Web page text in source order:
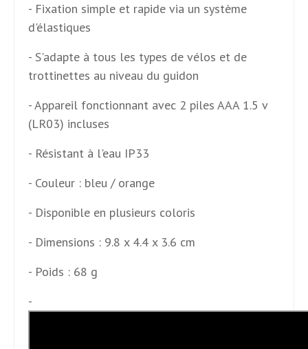
- Fixation simple et rapide via un système
d'élastiques
- S'adapte à tous les types de vélos et de
trottinettes au niveau du guidon
- Appareil fonctionnant avec 2 piles AAA 1.5 v
(LR03) incluses
- Résistant à l'eau IP33
- Couleur : bleu / orange
- Disponible en plusieurs coloris
- Dimensions : 9.8 x 4.4 x 3.6 cm
- Poids : 68 g
-